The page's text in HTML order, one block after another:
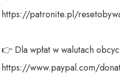
https://patronite.pl/
👉 Dla wpłat w walutach
https://www.paypal.com/